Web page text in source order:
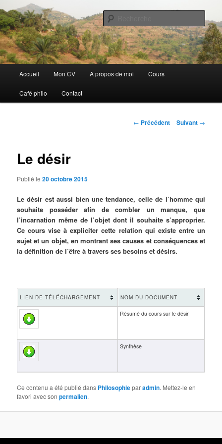
au
contenu
principalGuillaume Nicaise
Discovery
principal
Accueil Mon CV A propos de moi Cours
Café philo Contact
Navigation
← Précédent Suivant →
Le désir
Publié le20 octobre 2015
Le désir est aussi bien une tendance, celle de l’homme qui
souhaite posséder afin de combler un manque, que
l’incarnation même de l’objet dont il souhaite s’approprier.
Ce cours vise à expliciter cette relation qui existe entre un
sujet et un objet, en montrant ses causes et conséquences et
la définition de l’être à travers ses besoins et désirs.
LIEN DE TÉLÉCHARGEMENT NOM DU DOCUMENT
Résumé du cours sur le désir
Synthèse
Ce contenu a été publié dans Philosophieparadmin. Mettez-le en
favori avec sonpermalien.